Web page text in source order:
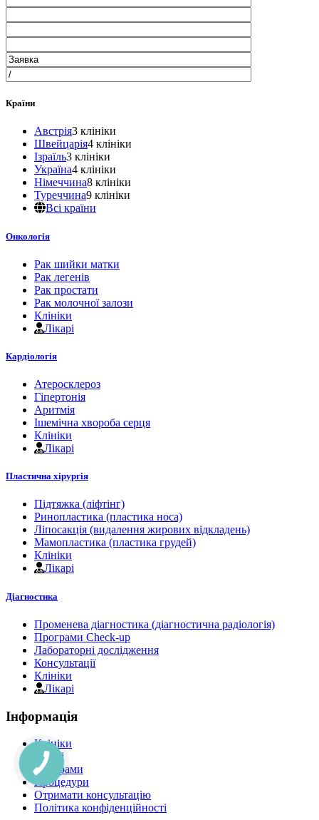
Країни
Австрія3 клініки
Швейцарія4 клініки
Ізраїль3 клініки
Україна4 клініки
Німеччина8 клініки
Туреччина9 клініки
Всі країни
Онкологія
Рак шийки матки
Рак легенів
Рак простати
Рак молочної залози
Клініки
Лікарі
Кардіологія
Атеросклероз
Гіпертонія
Аритмія
Ішемічна хвороба серця
Клініки
Лікарі
Пластична хірургія
Підтяжка (ліфтінг)
Ринопластика (пластика носа)
Ліпосакція (видалення жирових відкладень)
Мамопластика (пластика грудей)
Клініки
Лікарі
Діагностика
Променева діагностика (діагностична радіологія)
Програми Check-up
Лабораторні дослідження
Консультації
Клініки
Лікарі
Інформація
Клініки
Лікарі
Програми
Процедури
Отримати консультацію
Політика конфіденційності